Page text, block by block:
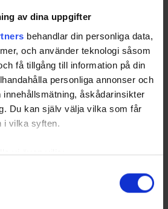
av dina uppgifter
behandlar din personliga data,
och använder teknologi såsom
få tillgång till information på din
personliga annonser och
innehållsmätning, åskådarinsikter
Du kan själv välja vilka som får
i vilka syften.
vi även vilja:
på upp till flera meter
MIF- IF Malmö Redhawks
- Leksands IF
- Luleå HF
RBK- Rögle BK
TIK- Timrå IK
ÖHK- Örebro HK
Ishockeyförbundets officiella app
till nyheter, livebevakning
ishockeyserier som spelas i
dina favoritserier och lägga upp